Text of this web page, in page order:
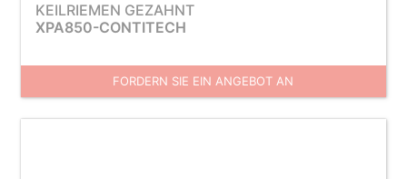
KEILRIEMEN GEZAHNT
XPA850-CONTITECH
FORDERN SIE EIN ANGEBOT AN